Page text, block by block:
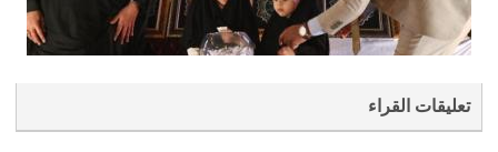
تعليقات القراء